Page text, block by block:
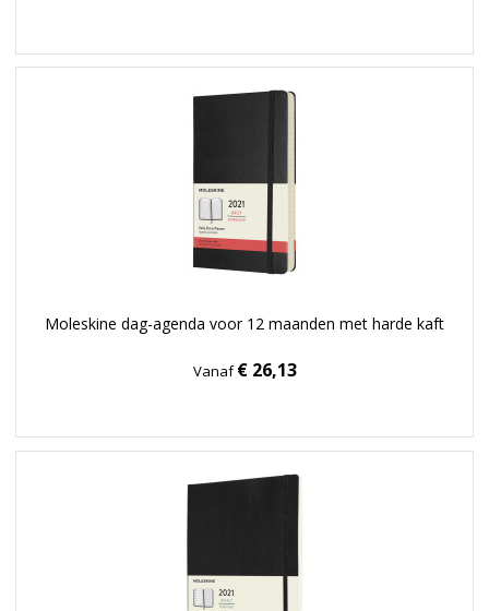
Moleskine dag-agenda voor 12 maanden met harde kaft
Vanaf€ 26,13